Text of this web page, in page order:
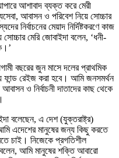
আশাবাদ ব্যক্ত করে মেরী
আবাসন ও পরিবেশ নিয়ে সোচ্চার
নির্বাচনের মেয়াদ নির্দিষ্টকরণে কাজ
মেরি জোবাইদা বলেন, ‘ধনী-
বছরের জুন মাসে দলের প্রাথমিক
ফান্ড রেইজ করা হবে। আমি জনসমর্থন
ও নির্বাচনী দাতাদের কাছ থেকে
বলেছেন, এ দেশ (যুক্তরাষ্ট্র)
এদেশের মানুষের জন্য কিছু করতে
চাই। নিজেকে প্রগতিশীল
বলেন, আমি মানুষের শক্তি আবারো